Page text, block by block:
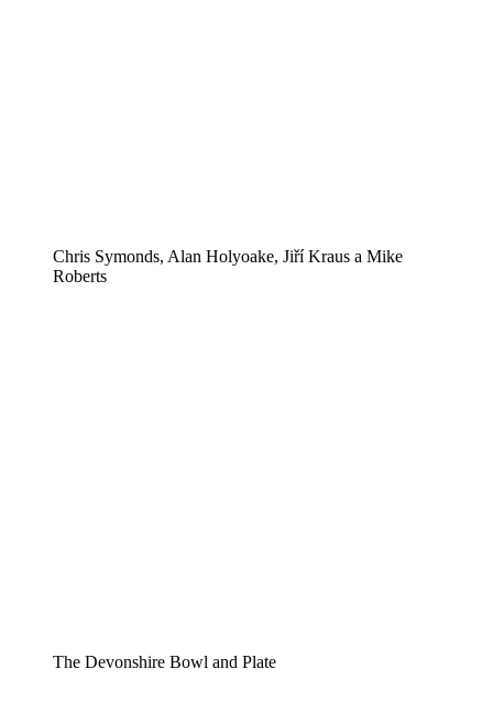
Chris Symonds, Alan Holyoake, Jiří Kraus a Mike
Roberts
The Devonshire Bowl and Plate